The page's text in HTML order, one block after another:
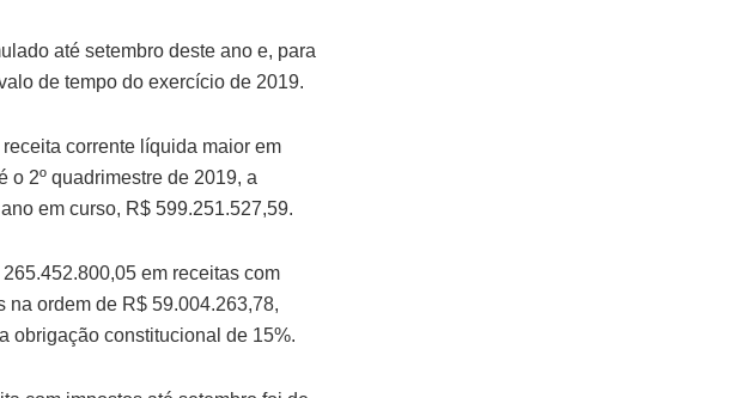
até setembro deste ano e, para
de tempo do exercício de 2019.
corrente líquida maior em
o 2º quadrimestre de 2019, a
em curso, R$ 599.251.527,59.
em receitas com
na ordem de R$ 59.004.263,78,
obrigação constitucional de 15%.